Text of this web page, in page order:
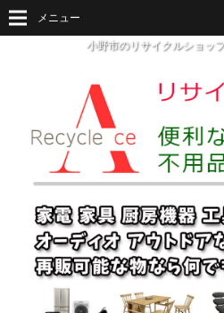
小野市のリサイクルショッ
メニュー